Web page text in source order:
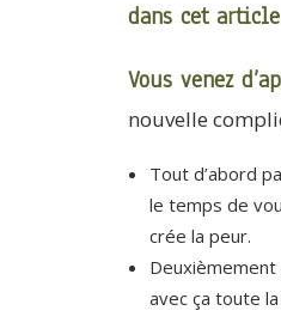
dans cet
Vous venez
nouvelle
Tout d’abord
le temps de
crée la peur.
Deuxièmement
avec ça toute